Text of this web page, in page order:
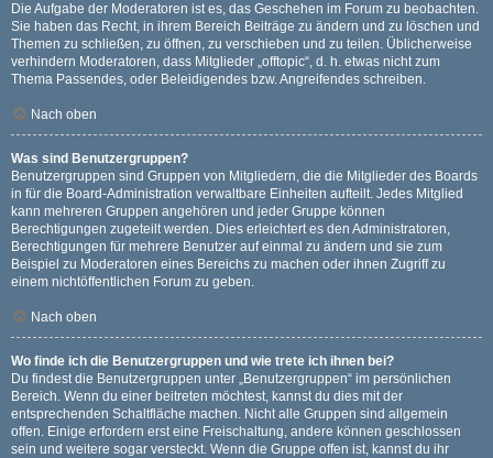
Die Aufgabe der Moderatoren ist es, das Geschehen im Forum zu beobachten.
Sie haben das Recht, in ihrem Bereich Beiträge zu ändern und zu löschen und
Themen zu schließen, zu öffnen, zu verschieben und zu teilen. Üblicherweise
verhindern Moderatoren, dass Mitglieder „offtopic“, d. h. etwas nicht zum
Thema Passendes, oder Beleidigendes bzw. Angreifendes schreiben.
Nach oben
Was sind Benutzergruppen?
Benutzergruppen sind Gruppen von Mitgliedern, die die Mitglieder des Boards
in für die Board-Administration verwaltbare Einheiten aufteilt. Jedes Mitglied
kann mehreren Gruppen angehören und jeder Gruppe können
Berechtigungen zugeteilt werden. Dies erleichtert es den Administratoren,
Berechtigungen für mehrere Benutzer auf einmal zu ändern und sie zum
Beispiel zu Moderatoren eines Bereichs zu machen oder ihnen Zugriff zu
einem nichtöffentlichen Forum zu geben.
Nach oben
Wo finde ich die Benutzergruppen und wie trete ich ihnen bei?
Du findest die Benutzergruppen unter „Benutzergruppen“ im persönlichen
Bereich. Wenn du einer beitreten möchtest, kannst du dies mit der
entsprechenden Schaltfläche machen. Nicht alle Gruppen sind allgemein
offen. Einige erfordern erst eine Freischaltung, andere können geschlossen
sein und weitere sogar versteckt. Wenn die Gruppe offen ist, kannst du ihr